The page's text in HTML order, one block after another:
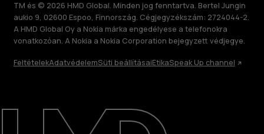
Rólunk
Javítás, újrafelhasználás, újrahasznosítás
TM és © 2026 HMD Global. Minden jog fenntartva. Bertel Jungin
aukio 9, 02600 Espoo, Finnország. Cégjegyzékszám: 2724044-2.
A HMD Global Oy a Nokia márka engedélyese a telefonokra
vonatkozóan. A Nokia a Nokia Corporation bejegyzett védjegye.
FeltételekAdatvédelemSüti beállításaiEtikaSpeak Up channel